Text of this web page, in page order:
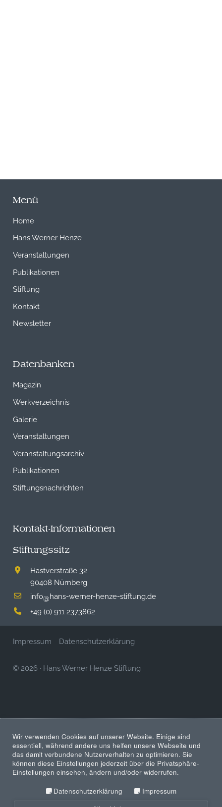
Menü
Home
Hans Werner Henze
Veranstaltungen
Publikationen
Stiftung
Kontakt
Newsletter
Datenbanken
Magazin
Werkverzeichnis
Galerie
Veranstaltungen
Veranstaltungsarchiv
Publikationen
Stiftungsnachrichten
Kontakt-Informationen
Stiftungssitz
Hastverstraße 32
90408 Nürnberg
info@hans-werner-henze-stiftung.de
+49 (0) 911 2373862
Impressum Datenschutzerklärung
© 2026 · Hans Werner Henze Stiftung
Wir verwenden Cookies auf unserer Website. Einige sind
essentiell, während andere uns helfen unsere Webseite und
das damit verbundene Nutzerverhalten zu optimieren. Sie
können diese Einstellungen jederzeit über die Privatsphäre-
Einstellungen einsehen, ändern und/oder widerrufen.
Datenschutzerklärung
Impressum